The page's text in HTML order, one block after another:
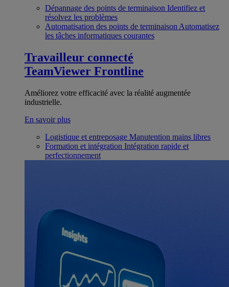
Dépannage des points de terminaison Identifiez et
résolvez les problèmes
Automatisation des points de terminaison Automatisez
les tâches informatiques courantes
Travailleur connecté
TeamViewer Frontline
Améliorez votre efficacité avec la réalité augmentée
industrielle.
En savoir plus
Logistique et entreposage Manutention mains libres
Formation et intégration Intégration rapide et
perfectionnement